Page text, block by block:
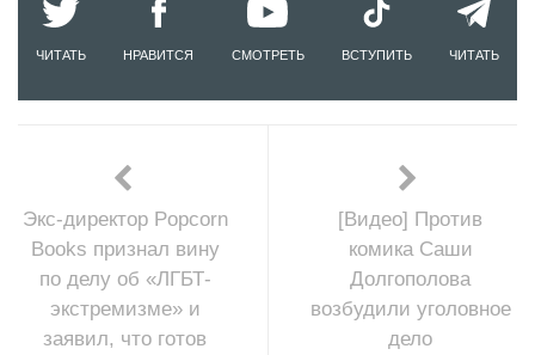
ЧИТАТЬ НРАВИТСЯ СМОТРЕТЬ ВСТУПИТЬ ЧИТАТЬ
Экс-директор Popcorn
Books признал вину
по делу об «ЛГБТ-
экстремизме» и
заявил, что готов
[Видео] Против
комика Саши
Долгополова
возбудили уголовное
дело